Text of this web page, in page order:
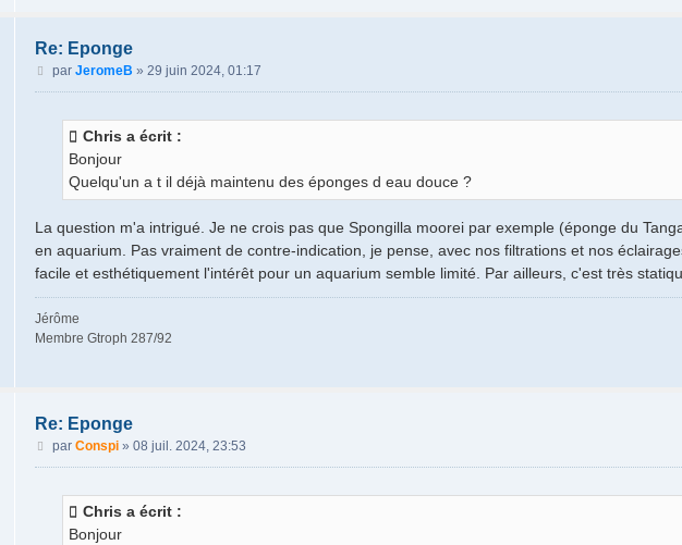
Re: Eponge
M
e
par JeromeB » 29 juin 2024, 01:17
Chris a écrit :
Bonjour
Quelqu'un a t il déjà maintenu des éponges d eau douce ?
La question m'a intrigué. Je ne crois pas que Spongilla moorei par exemple (éponge du
en aquarium. Pas vraiment de contre-indication, je pense, avec nos filtrations et nos
facile et esthétiquement l'intérêt pour un aquarium semble limité. Par ailleurs, c'est très
Jérôme
Membre Gtroph 287/92
Re: Eponge
M
e
par Conspi» 08 juil. 2024, 23:53
Chris a écrit :
Bonjour